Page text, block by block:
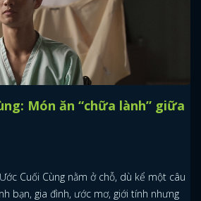
Món ăn “chữa lành” giữa
Cuối Cùng nằm ở chỗ, dù kể một câu
bạn, gia đình, ước mơ, giới tính nhưng